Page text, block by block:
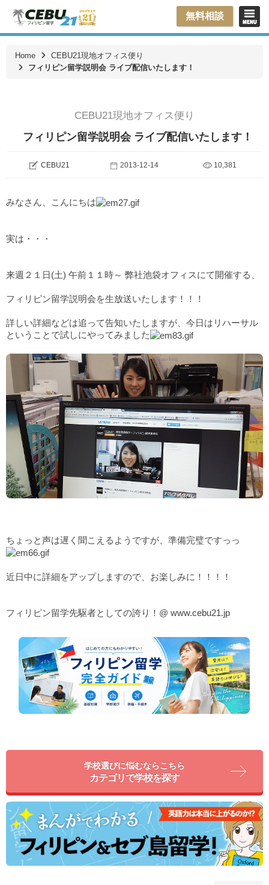
無料相談
Home
CEBU21現地オフィス便り
フィリピン留学説明会 ライブ配信いたします！
CEBU21現地オフィス便り
フィリピン留学説明会 ライブ配信いたします！
CEBU21 2013-12-14 10,381
みなさん、こんにちは
実は・・・
来週２１日(土) 午前１１時～ 弊社池袋オフィスにて開催する、
フィリピン留学説明会を生放送いたします！！！
詳しい詳細などは追って告知いたしますが、今日はリハーサル
ということで試しにやってみました
ちょっと声は遅く聞こえるようですが、準備完璧ですっっ
近日中に詳細をアップしますので、お楽しみに！！！！
フィリピン留学先駆者としての誇り！@ www.cebu21.jp
学校選びに悩むならこちら
カテゴリで学校を探す